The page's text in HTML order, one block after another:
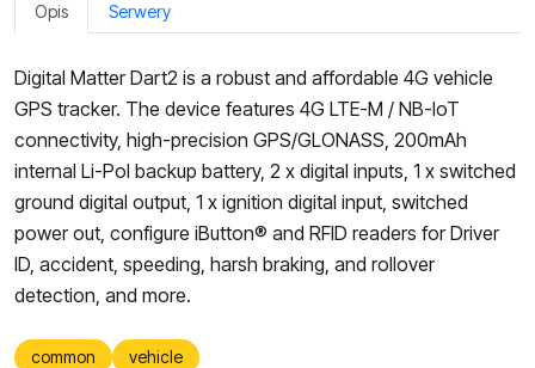
Opis Serwery
Digital Matter Dart2 is a robust and affordable 4G vehicle
GPS tracker. The device features 4G LTE-M / NB-IoT
connectivity, high-precision GPS/GLONASS, 200mAh
internal Li-Pol backup battery, 2 x digital inputs, 1 x switched
ground digital output, 1 x ignition digital input, switched
power out, configure iButton® and RFID readers for Driver
ID, accident, speeding, harsh braking, and rollover
detection, and more.
common vehicle